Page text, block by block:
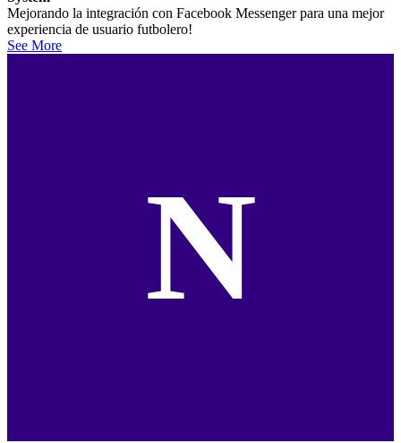
Mejorando la integración con Facebook Messenger para una mejor
experiencia de usuario futbolero!
See More
N